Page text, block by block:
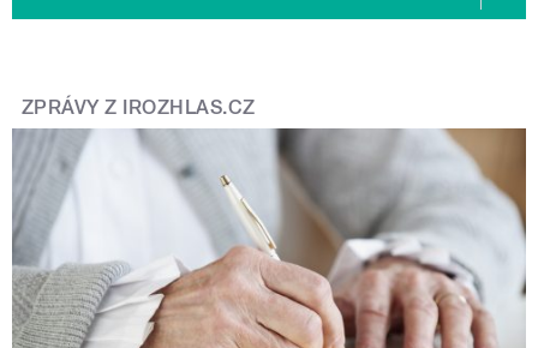
ZPRÁVY Z IROZHLAS.CZ